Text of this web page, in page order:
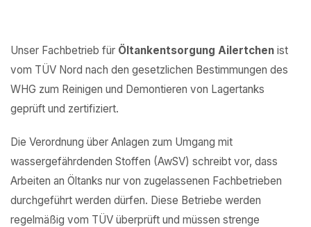
Unser Fachbetrieb für Öltankentsorgung Ailertchen ist
vom TÜV Nord nach den gesetzlichen Bestimmungen des
WHG zum Reinigen und Demontieren von Lagertanks
geprüft und zertifiziert.
Die Verordnung über Anlagen zum Umgang mit
wassergefährdenden Stoffen (AwSV) schreibt vor, dass
Arbeiten an Öltanks nur von zugelassenen Fachbetrieben
durchgeführt werden dürfen. Diese Betriebe werden
regelmäßig vom TÜV überprüft und müssen strenge